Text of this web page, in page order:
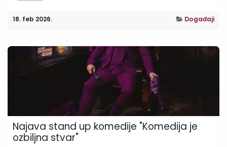
18. feb 2026. Događaji
Najava stand up komedije "Komedija je
ozbiljna stvar"